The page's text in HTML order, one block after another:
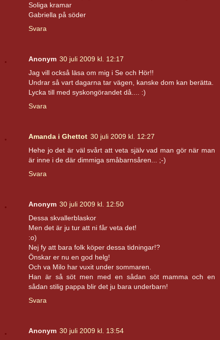
Soliga kramar
Gabriella på söder
Svara
Anonym 30 juli 2009 kl. 12:17
Jag vill också läsa om mig i Se och Hör!!
Undrar så vart dagarna tar vägen, kanske dom kan berätta.
Lycka till med syskongörandet då.... :)
Svara
Amanda i Ghettot 30 juli 2009 kl. 12:27
Hehe jo det är väl svårt att veta själv vad man gör när man
är inne i de där dimmiga småbarnsåren... ;-)
Svara
Anonym 30 juli 2009 kl. 12:50
Dessa skvallerblaskor
Men det är ju tur att ni får veta det!
:o)
Nej fy att bara folk köper dessa tidningar!?
Önskar er nu en god helg!
Och va Milo har vuxit under sommaren.
Han är så söt men med en sådan söt mamma och en
sådan stilig pappa blir det ju bara underbarn!
Svara
Anonym 30 juli 2009 kl. 13:54